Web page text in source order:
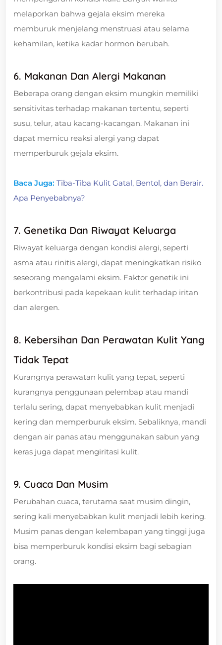
melaporkan bahwa gejala eksim mereka
memburuk menjelang menstruasi atau selama
kehamilan, ketika kadar hormon berubah.
6. Makanan Dan Alergi Makanan
Beberapa orang dengan eksim mungkin memiliki
sensitivitas terhadap makanan tertentu, seperti
susu, telur, atau kacang-kacangan. Makanan ini
dapat memicu reaksi alergi yang dapat
memperburuk gejala eksim.
Baca Juga: Tiba-Tiba Kulit Gatal, Bentol, dan Berair.
Apa Penyebabnya?
7. Genetika Dan Riwayat Keluarga
Riwayat keluarga dengan kondisi alergi, seperti
asma atau rinitis alergi, dapat meningkatkan risiko
seseorang mengalami eksim. Faktor genetik ini
berkontribusi pada kepekaan kulit terhadap iritan
dan alergen.
8. Kebersihan Dan Perawatan Kulit Yang
Tidak Tepat
Kurangnya perawatan kulit yang tepat, seperti
kurangnya penggunaan pelembap atau mandi
terlalu sering, dapat menyebabkan kulit menjadi
kering dan memperburuk eksim. Sebaliknya, mandi
dengan air panas atau menggunakan sabun yang
keras juga dapat mengiritasi kulit.
9. Cuaca Dan Musim
Perubahan cuaca, terutama saat musim dingin,
sering kali menyebabkan kulit menjadi lebih kering.
Musim panas dengan kelembapan yang tinggi juga
bisa memperburuk kondisi eksim bagi sebagian
orang.